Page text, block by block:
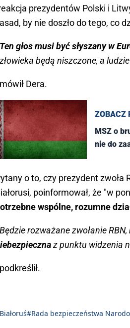
prezydentów Polski i
by nie doszło do tego, co
Ten głos musi być słyszany w
będą niszczone, a
Dera.
ZOBACZ
MSZ o
nie do
o to, czy prezydent
poinformował, że "w
wspólne, rozumne
rozważane zwołanie RBN,
z punktu widzenia
#Rada bezpieczeństwa